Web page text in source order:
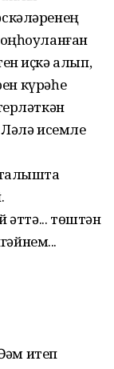
иҫкә алып,
күрәһе
исемле
әттә... төштән
итеп